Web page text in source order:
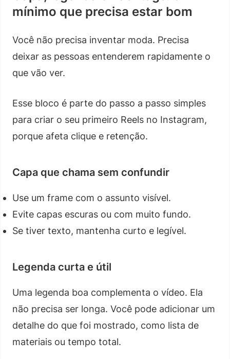
mínimo que precisa estar bom
Você não precisa inventar moda. Precisa
deixar as pessoas entenderem rapidamente o
que vão ver.
Esse bloco é parte do passo a passo simples
para criar o seu primeiro Reels no Instagram,
porque afeta clique e retenção.
Capa que chama sem confundir
Use um frame com o assunto visível.
Evite capas escuras ou com muito fundo.
Se tiver texto, mantenha curto e legível.
Legenda curta e útil
Uma legenda boa complementa o vídeo. Ela
não precisa ser longa. Você pode adicionar um
detalhe do que foi mostrado, como lista de
materiais ou tempo total.